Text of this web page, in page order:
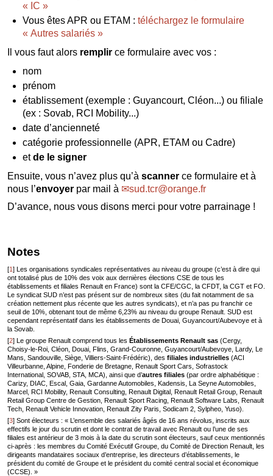
« IC »
Vous êtes APR ou ETAM : téléchargez le formulaire
« Autres salariés »
Il vous faut alors remplirce formulaire avec vos :
nom
prénom
établissement (exemple : Guyancourt, Cléon...) ou filiale
(ex : Sovab, RCI Mobility...)
date d’ancienneté
catégorie professionnelle (APR, ETAM ou Cadre)
etde le signer
Ensuite, vous n’avez plus qu’à scannerce formulaire et à
nous l’envoyerpar mail à
sud.tcr@orange.fr
D’avance, nous vous disons merci pour votre parrainage !
Notes
[1] Les organisations syndicales représentatives au niveau du groupe (c’est à dire qui
ont totalisé plus de 10% des voix aux dernières élections CSE de tous les
établissements et filiales Renault en France) sont la CFE/CGC, la CFDT, la CGT et FO.
Le syndicat SUD n’est pas présent sur de nombreux sites (du fait notamment de sa
création nettement plus récente que les autres syndicats), et n’a pas pu franchir ce
seuil de 10%, obtenant tout de même 6,23% au niveau du groupe Renault. SUD est
cependant représentatif dans les établissements de Douai, Guyancourt/Aubevoye et à
la Sovab.
[2] Le groupe Renault comprend tous les Établissements Renault sas(Cergy,
Choisy-le-Roi, Cléon, Douai, Flins, Grand-Couronne, Guyancourt/Aubevoye, Lardy, Le
Mans, Sandouville, Siège, Villiers-Saint-Frédéric), des filiales industrielles(ACI
Villeurbanne, Alpine, Fonderie de Bretagne, Renault Sport Cars, Sofrastock
International, SOVAB, STA, MCA), ainsi que d’autres filiales(par ordre alphabétique :
Carizy, DIAC, Escal, Gaia, Gardanne Automobiles, Kadensis, La Seyne Automobiles,
Marcel, RCI Mobility, Renault Consulting, Renault Digital, Renault Retail Group, Renault
Retail Group Centre de Gestion, Renault Sport Racing, Renault Software Labs, Renault
Tech, Renault Vehicle Innovation, Renault Zity Paris, Sodicam 2, Sylpheo, Yuso).
[3] Sont électeurs : « L’ensemble des salariés âgés de 16 ans révolus, inscrits aux
effectifs le jour du scrutin et dont le contrat de travail avec Renault ou l’une de ses
filiales est antérieur de 3 mois à la date du scrutin sont électeurs, sauf ceux mentionnés
ci-après : les membres du Comité Exécutif Groupe, du Comité de Direction Renault, les
dirigeants mandataires sociaux d’entreprise, les directeurs d’établissements, le
président du comité de Groupe et le président du comité central social et économique
(CCSE). »